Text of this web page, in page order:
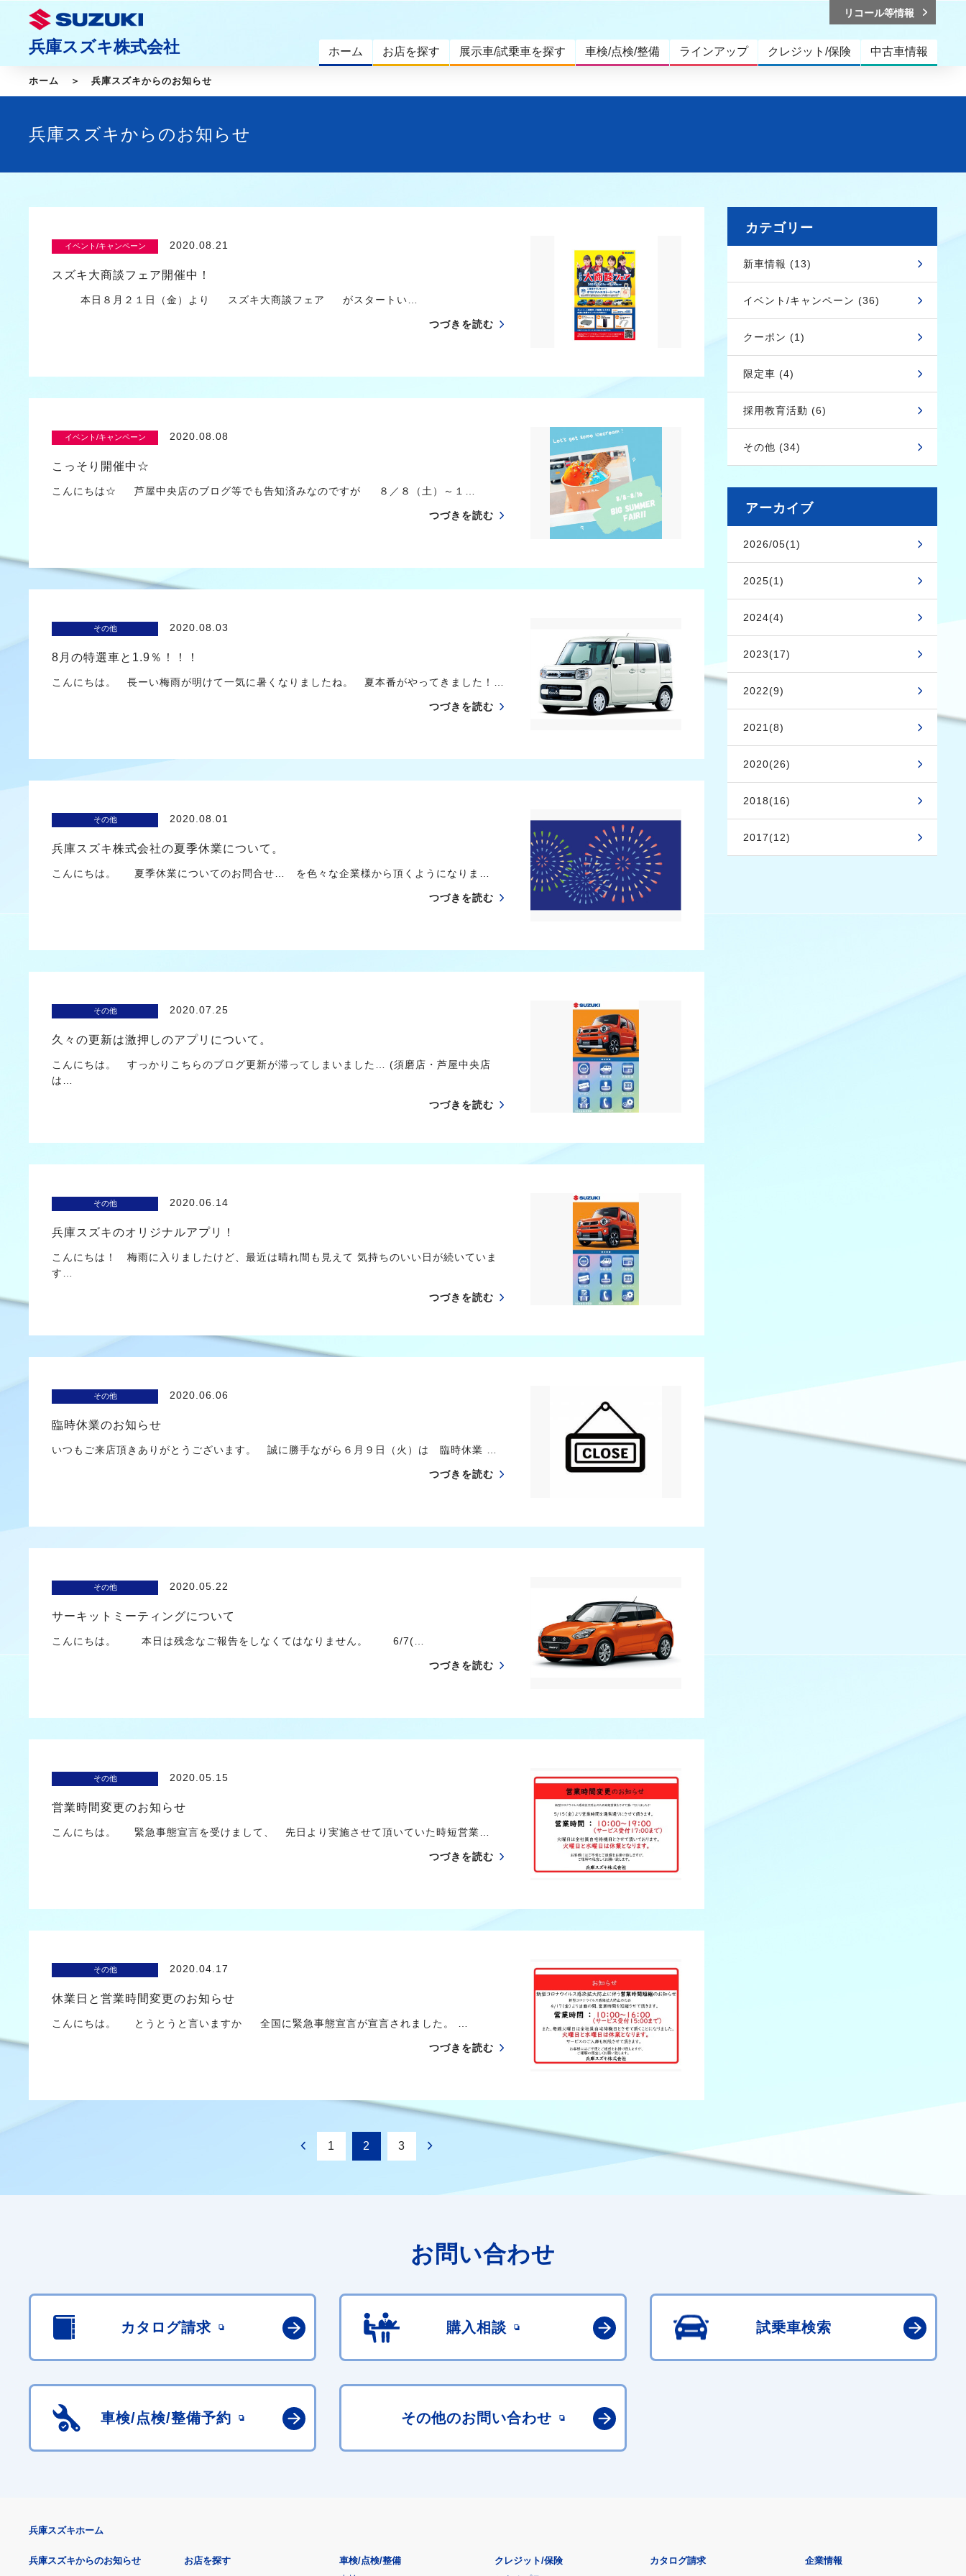
兵庫スズキ株式会社 ホーム お店を探す 展示車/試乗車を探す 車検/点検/整備 ラインアップ クレジット/保険 中古車情報
リコール等情報
ホーム 兵庫スズキからのお知らせ
兵庫スズキからのお知らせ
イベント/キャンペーン 2020.08.21
スズキ大商談フェア開催中！
本日８月２１日（金）より スズキ大商談フェア がスタートい…
つづきを読む
イベント/キャンペーン 2020.08.08
こっそり開催中☆
こんにちは☆ 芦屋中央店のブログ等でも告知済みなのですが ８／８（土）～１…
つづきを読む
その他 2020.08.03
8月の特選車と1.9％！！！
こんにちは。 長ーい梅雨が明けて一気に暑くなりましたね。 夏本番がやってきました！…
つづきを読む
その他 2020.08.01
兵庫スズキ株式会社の夏季休業について。
こんにちは。 夏季休業についてのお問合せ… を色々な企業様から頂くようになりま…
つづきを読む
その他 2020.07.25
久々の更新は激押しのアプリについて。
こんにちは。 すっかりこちらのブログ更新が滞ってしまいました… (須磨店・芦屋中央店
は…
つづきを読む
その他 2020.06.14
兵庫スズキのオリジナルアプリ！
こんにちは！ 梅雨に入りましたけど、最近は晴れ間も見えて 気持ちのいい日が続いていま
す…
つづきを読む
その他 2020.06.06
臨時休業のお知らせ
いつもご来店頂きありがとうございます。 誠に勝手ながら６月９日（火）は 臨時休業 …
つづきを読む
その他 2020.05.22
サーキットミーティングについて
こんにちは。 本日は残念なご報告をしなくてはなりません。 6/7(…
つづきを読む
その他 2020.05.15
営業時間変更のお知らせ
こんにちは。 緊急事態宣言を受けまして、 先日より実施させて頂いていた時短営業…
つづきを読む
その他 2020.04.17
休業日と営業時間変更のお知らせ
こんにちは。 とうとうと言いますか 全国に緊急事態宣言が宣言されました。 …
つづきを読む
1 2 3
カテゴリー
新車情報 (13)
イベント/キャンペーン (36)
クーポン (1)
限定車 (4)
採用教育活動 (6)
その他 (34)
アーカイブ
2026/05(1)
2025(1)
2024(4)
2023(17)
2022(9)
2021(8)
2020(26)
2018(16)
2017(12)
お問い合わせ
カタログ請求 購入相談 試乗車検索
車検/点検/整備予約 その他のお問い合わせ
兵庫スズキホーム
兵庫スズキからのお知らせ お店を探す
車検/点検/整備
クレジット/保険
カタログ請求 企業情報